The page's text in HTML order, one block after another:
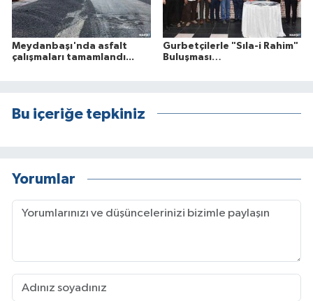
Meydanbaşı'nda asfalt
çalışmaları tamamlandı...
Gurbetçilerle "Sıla-i Rahim"
Buluşması…
Bu içeriğe tepkiniz
Yorumlar